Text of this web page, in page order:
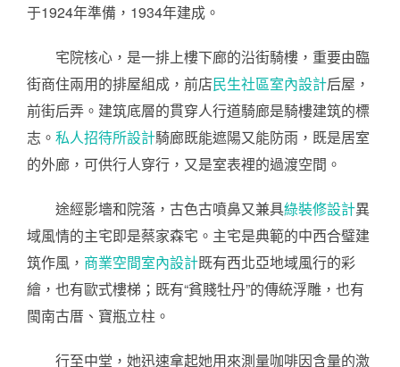
于1924年準備，1934年建成。
宅院核心，是一排上樓下廊的沿街騎樓，重要由臨
街商住兩用的排屋組成，前店民生社區室內設計后屋，
前街后弄。建筑底層的貫穿人行道騎廊是騎樓建筑的標
志。 私人招待所設計騎廊既能遮陽又能防雨，既是居室
的外廊，可供行人穿行，又是室表裡的過渡空間。
途經影墻和院落，古色古噴鼻又兼具綠裝修設計異
域風情的主宅即是蔡家森宅。主宅是典範的中西合璧建
筑作風， 商業空間室內設計既有西北亞地域風行的彩
繪，也有歐式樓梯；既有“貧賤牡丹”的傳統浮雕，也有
閩南古厝、寶瓶立柱。
行至中堂，她迅速拿起她用來測量咖啡因含量的激